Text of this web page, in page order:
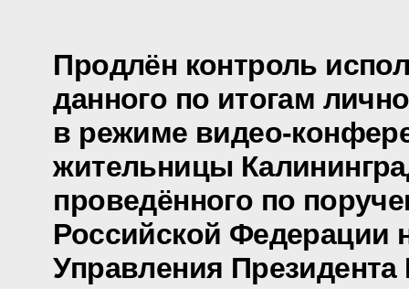
Продлён контроль
данного по итогам
в режиме видео-
жительницы
проведённого по
Российской Федерации
Управления Президента